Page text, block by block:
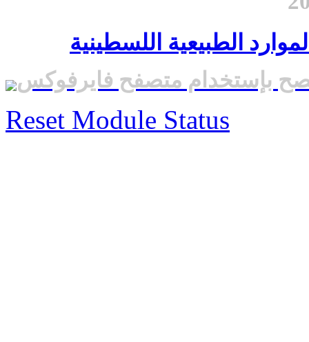
الطبيعية اللسطينية
بإستخدام متصفح فايرفوكس
Reset Module Status